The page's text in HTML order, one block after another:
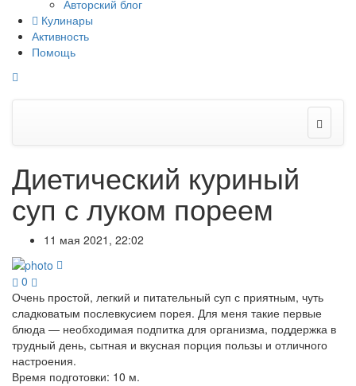
Авторский блог
Кулинары
Активность
Помощь
Диетический куриный
суп с луком пореем
11 мая 2021, 22:02
0
Очень простой, легкий и питательный суп с приятным, чуть
сладковатым послевкусием порея. Для меня такие первые
блюда — необходимая подпитка для организма, поддержка в
трудный день, сытная и вкусная порция пользы и отличного
настроения.
Время подготовки: 10 м.